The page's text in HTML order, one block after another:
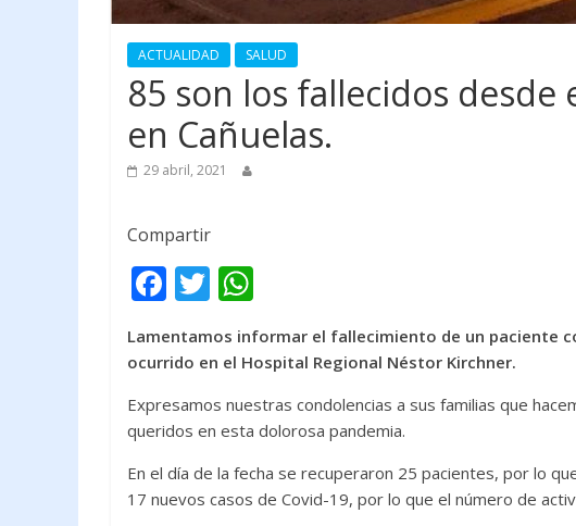
ACTUALIDAD SALUD
85 son los fallecidos
en Cañuelas.
29 abril, 2021
Compartir
F
e
o
o
k
T
itt
h
at
s
A
p
p
Lamentamos informar el fallecimiento de un paciente
ocurrido en el Hospital Regional Néstor Kirchner.
Expresamos nuestras condolencias a sus familias que
queridos en esta dolorosa pandemia.
En el día de la fecha se recuperaron 25 pacientes, por lo
17 nuevos casos de Covid-19, por lo que el número de